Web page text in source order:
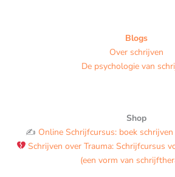
Blogs
Over schrijven
De psychologie van
Shop
✍️ Online Schrijfcursus: boek
Schrijven over Trauma: Schrijfcursus
(een vorm van